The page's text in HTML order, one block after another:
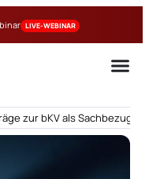
LIVE-WEBINAR
zur bKV als Sachbezug